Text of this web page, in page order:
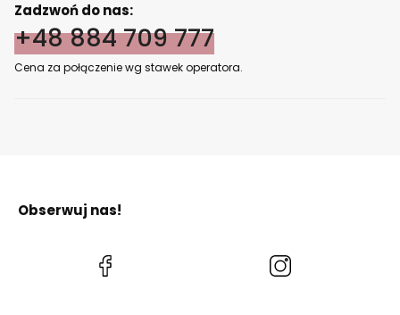
Zadzwoń do nas:
+48 884 709 777
Cena za połączenie wg stawek operatora.
Obserwuj nas!
(Otwiera